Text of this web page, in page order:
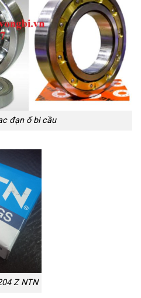
đạn ổ bi cầu
Z NTN